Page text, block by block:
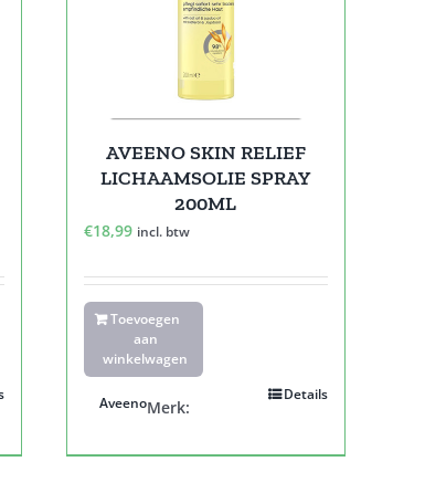
AVEENO SKIN RELIEF
LICHAAMSOLIE SPRAY
200ML
€18,99 incl. btw
Toevoegen
aan
winkelwagen
Details
Merk:
Aveeno